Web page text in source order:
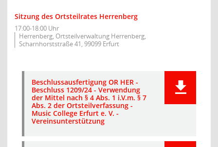
Sitzung des Ortsteilrates Herrenberg
17:00-18:00 Uhr
Herrenberg, Ortsteilverwaltung Herrenberg,
Scharnhorststraße 41, 99099 Erfurt
Beschlussausfertigung OR HER -
Beschluss 1209/24 - Verwendung
der Mittel nach § 4 Abs. 1 i.V.m. § 7
Abs. 2 der Ortsteilverfassung -
Music College Erfurt e. V. -
Vereinsunterstützung